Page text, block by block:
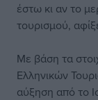
έστω κι αν το
τουρισμού,
Με βάση τα
Ελληνικών
αύξηση από το